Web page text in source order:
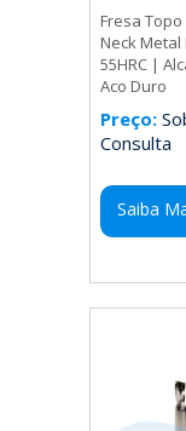
Fresa Topo
Neck Metal
55HRC |
Aco Duro
Preço:
Consulta
Saiba